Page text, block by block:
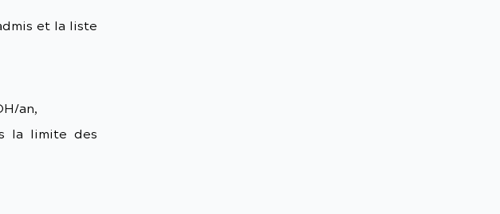
et la liste
an,
la limite des